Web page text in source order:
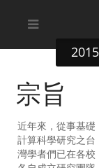
宗旨
近年來，從事基礎
計算科學研究之台
灣學者們已在各校